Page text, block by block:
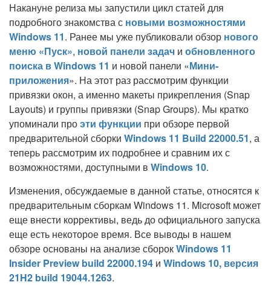
Накануне релиза мы запустили цикл статей для
подробного знакомства с новыми возможностями
Windows 11. Ранее мы уже публиковали обзор нового
меню «Пуск», новой панели задач и обновленного
поиска в Windows 11 и новой панели «Мини-
приложения». На этот раз рассмотрим функции
привязки окон, а именно макеты прикрепления (Snap
Layouts) и группы привязки (Snap Groups). Мы кратко
упоминали проэти функции при обзоре первой
предварительной сборки Windows 11 Build 22000.51, а
теперь рассмотрим их подробнее и сравним их с
возможностями, доступными в Windows 10.
Изменения, обсуждаемые в данной статье, относятся к
предварительным сборкам Windows 11. Microsoft может
еще внести коррективы, ведь до официального запуска
еще есть некоторое время. Все выводы в нашем
обзоре основаны на анализе сборокWindows 11
Insider Preview build 22000.194 и Windows 10, версия
21H2 build 19044.1263.